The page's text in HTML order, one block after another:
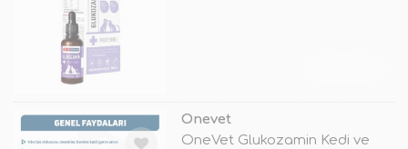
Onevet
OneVet Glukozamin Kedi ve